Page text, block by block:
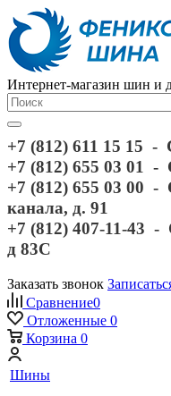
Интернет-магазин шин и
+7 (812) 611 15 15
+7 (812) 655 03 01
+7 (812) 655 03 00
канала, д. 91
+7 (812) 407-11-43
д 83С
Заказать звонок
Сравнение0
Отложенные 0
Корзина 0
Шины